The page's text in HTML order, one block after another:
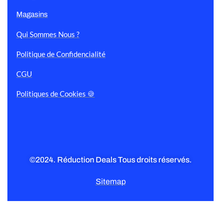
Magasins
Qui Sommes Nous ?
Politique de Confidencialité
CGU
Politiques de Cookies 🍪
©2024. Réduction Deals Tous droits réservés.
Sitemap